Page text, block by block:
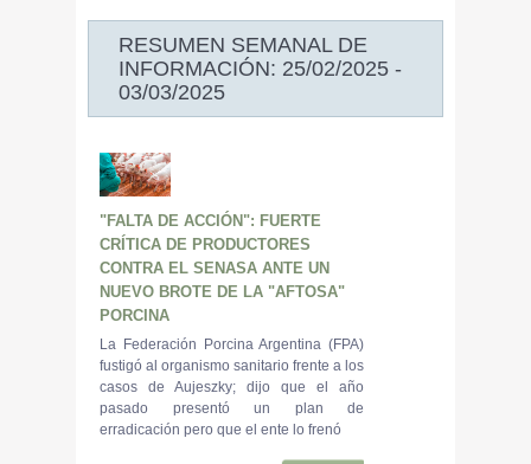
RESUMEN SEMANAL DE
INFORMACIÓN: 25/02/2025 -
03/03/2025
"FALTA DE ACCIÓN": FUERTE
CRÍTICA DE PRODUCTORES
CONTRA EL SENASA ANTE UN
NUEVO BROTE DE LA "AFTOSA"
PORCINA
La Federación Porcina Argentina (FPA)
fustigó al organismo sanitario frente a los
casos de Aujeszky; dijo que el año
pasado presentó un plan de
erradicación pero que el ente lo frenó